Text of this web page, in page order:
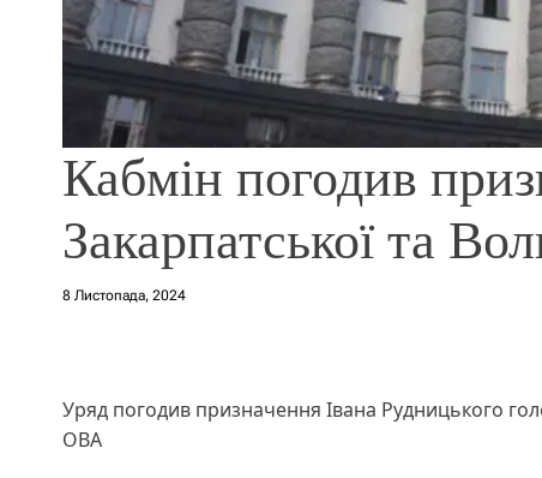
Кабмін погодив
Закарпатської та
8 Листопада, 2024
Уряд погодив призначення Івана Рудницького
ОВА